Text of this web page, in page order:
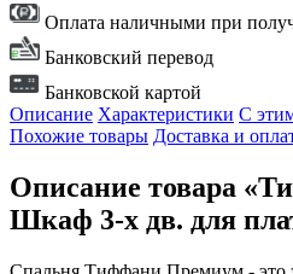
Оплата наличными при
Банковский перевод
Банковской картой
Описание Характеристики С
Похожие товары Доставка и
Описание товара
Шкаф 3-х дв. для